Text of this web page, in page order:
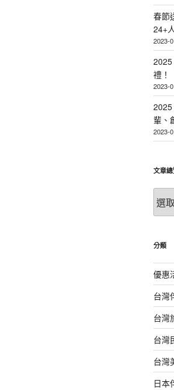
春節
24+
2023-
禮！
2023-
輩、
2023-
文章總
章
總
分類
優惠
台灣
台灣
台灣
台灣
日本